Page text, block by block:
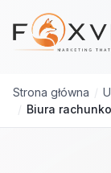
Przejdź do treści
Strona główna /
/ Biura